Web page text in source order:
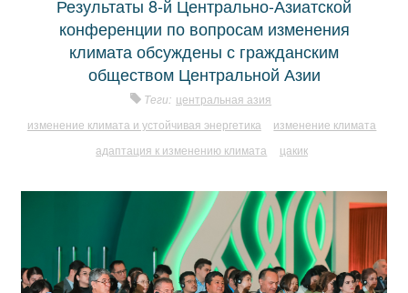
Результаты 8-й Центрально-Азиатской
конференции по вопросам изменения
климата обсуждены с гражданским
обществом Центральной Азии
Теги: центральная азия
изменение климата и устойчивая энергетика
изменение климата
адаптация к изменению климата
цакик